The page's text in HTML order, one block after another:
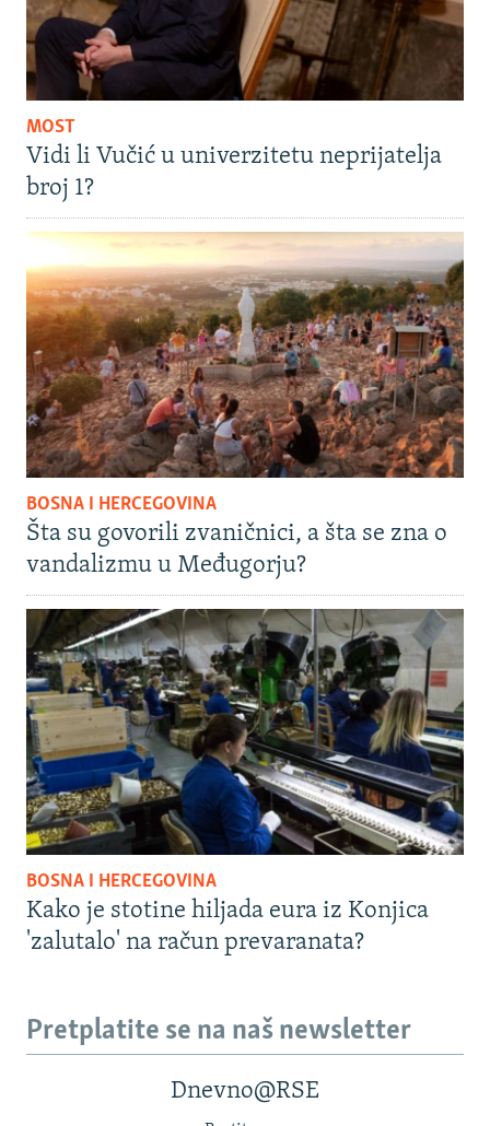
MOST
Vidi li Vučić u univerzitetu neprijatelja
broj 1?
BOSNA I HERCEGOVINA
Šta su govorili zvaničnici, a šta se zna o
vandalizmu u Međugorju?
BOSNA I HERCEGOVINA
Kako je stotine hiljada eura iz Konjica
'zalutalo' na račun prevaranata?
Pretplatite se na naš newsletter
Dnevno@RSE